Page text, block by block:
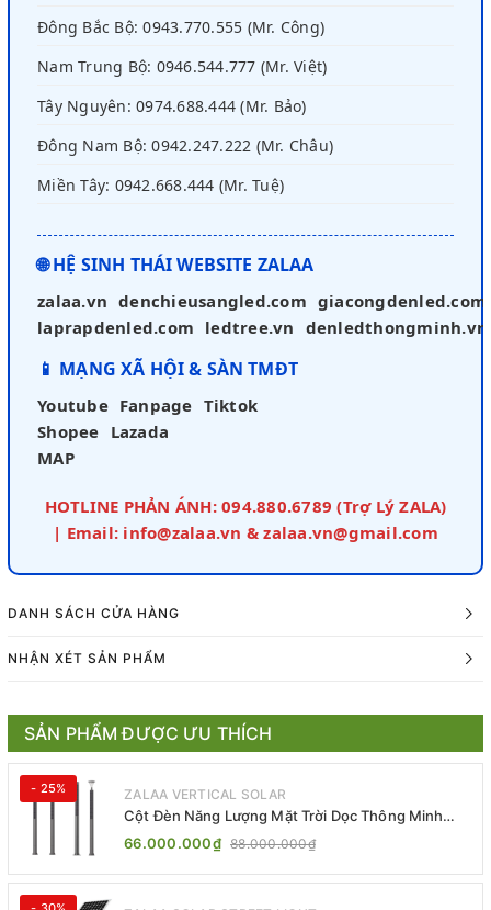
Đông Bắc Bộ: 0943.770.555 (Mr. Công)
Nam Trung Bộ: 0946.544.777 (Mr. Việt)
Tây Nguyên: 0974.688.444 (Mr. Bảo)
Đông Nam Bộ: 0942.247.222 (Mr. Châu)
Miền Tây: 0942.668.444 (Mr. Tuệ)
🌐 HỆ SINH THÁI WEBSITE ZALAA
zalaa.vn denchieusangled.com giacongdenled.com
laprapdenled.com ledtree.vn denledthongminh.vn
📱 MẠNG XÃ HỘI & SÀN TMĐT
Youtube Fanpage Tiktok
Shopee Lazada
MAP
HOTLINE PHẢN ÁNH: 094.880.6789 (Trợ Lý ZALA)
| Email: info@zalaa.vn & zalaa.vn@gmail.com
DANH SÁCH CỬA HÀNG
NHẬN XÉT SẢN PHẨM
SẢN PHẨM ĐƯỢC ƯU THÍCH
- 25% ZALAA VERTICAL SOLAR
Cột Đèn Năng Lượng Mặt Trời Dọc Thông Minh
ZSR-YYDS-360 | ZALAA Jsc
66.000.000₫ 88.000.000₫